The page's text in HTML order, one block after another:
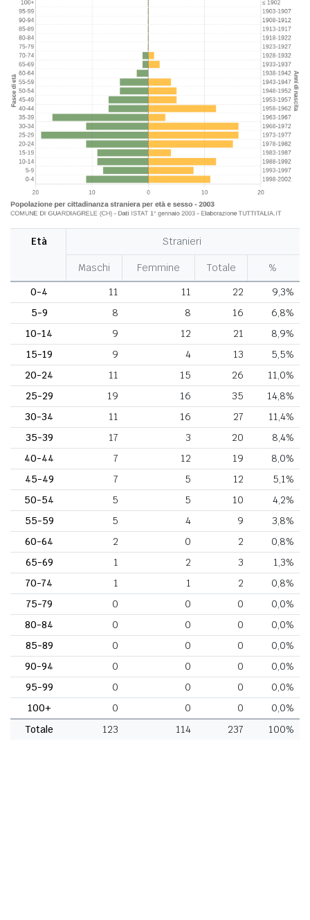
Età Stranieri
Maschi Femmine Totale
%
0-4
11 11 22
9,3%
5-9
8 8 16
6,8%
10-14
9 12 21
8,9%
15-19
9 4 13
5,5%
20-24
11 15 26
11,0%
25-29
19 16 35
14,8%
30-34
11 16 27
11,4%
35-39
17 3 20
8,4%
40-44
7 12 19
8,0%
45-49
7 5 12
5,1%
50-54
5 5 10
4,2%
55-59
5 4 9
3,8%
60-64
2 0 2
0,8%
65-69
1 2 3
1,3%
70-74
1 1 2
0,8%
75-79
0 0 0
0,0%
80-84
0 0 0
0,0%
85-89
0 0 0
0,0%
90-94
0 0 0
0,0%
95-99
0 0 0
0,0%
100+
0 0 0
0,0%
Totale
123 114 237 100%